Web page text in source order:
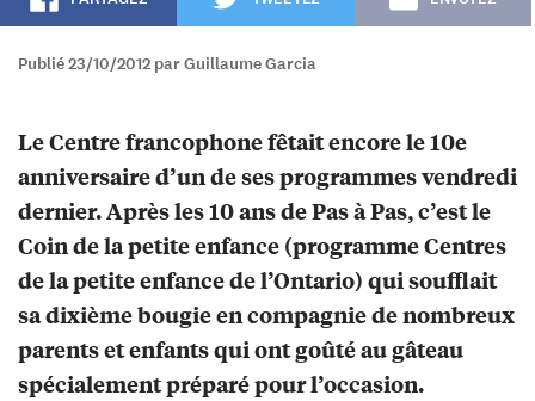
Publié 23/10/2012 par Guillaume Garcia
Le Centre francophone fêtait encore le 10e
anniversaire d’un de ses programmes vendredi
dernier. Après les 10 ans de Pas à Pas, c’est le
Coin de la petite enfance (programme Centres
de la petite enfance de l’Ontario) qui soufflait
sa dixième bougie en compagnie de nombreux
parents et enfants qui ont goûté au gâteau
spécialement préparé pour l’occasion.